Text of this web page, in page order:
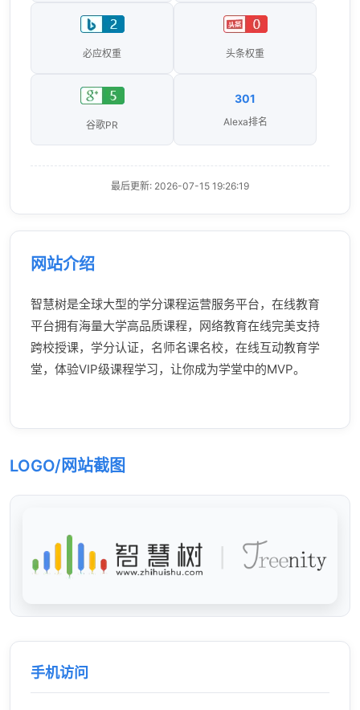
必应权重 头条权重
谷歌PR
301
Alexa排名
最后更新: 2026-07-15 19:26:19
网站介绍
智慧树是全球大型的学分课程运营服务平台，在线教育
平台拥有海量大学高品质课程，网络教育在线完美支持
跨校授课，学分认证，名师名课名校，在线互动教育学
堂，体验VIP级课程学习，让你成为学堂中的MVP。
LOGO/网站截图
手机访问